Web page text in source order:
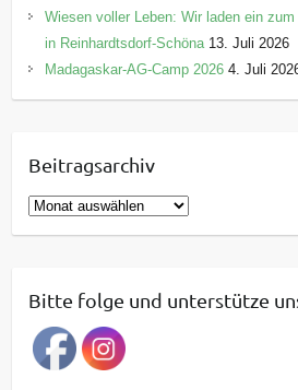
Wiesen voller Leben: Wir laden ein
in Reinhardtsdorf-Schöna 13. Juli 2026
Madagaskar-AG-Camp 2026 4. Juli
Beitragsarchiv
B
e
r
a
g
Bitte folge und unterstütze